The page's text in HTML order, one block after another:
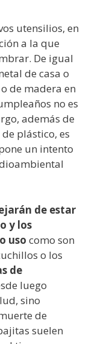
utensilios, en
a la que
De igual
de casa o
de madera en
no es
además de
plástico, es
un intento
de estar
y los
uso como son
o los
de
luego
sino
de
suelen